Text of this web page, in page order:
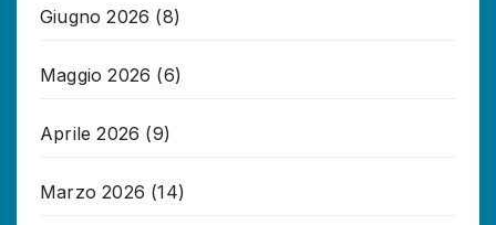
Giugno 2026 (8)
Maggio 2026 (6)
Aprile 2026 (9)
Marzo 2026 (14)